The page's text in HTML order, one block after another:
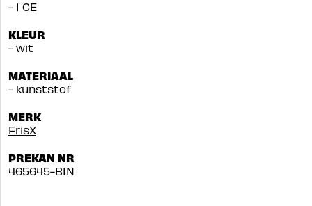
- 1 CE
KLEUR
- wit
MATERIAAL
- kunststof
MERK
FrisX
PREKAN NR
465645-BIN